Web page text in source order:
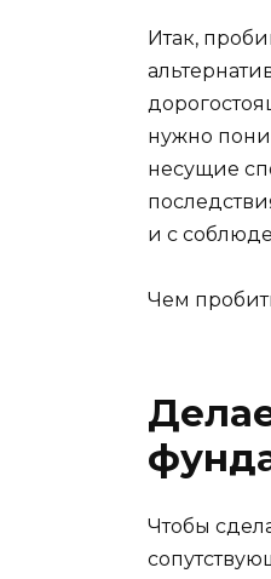
Итак,
нужно
несущие
и с
Чем
Чтобы